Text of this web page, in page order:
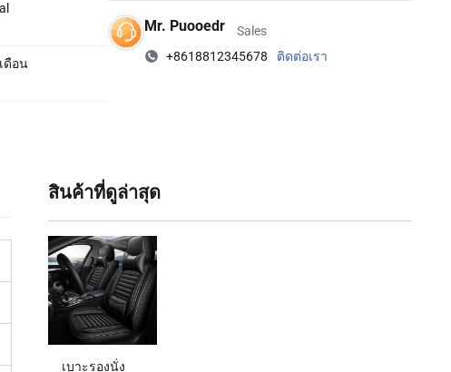
ดือน
Mr. Puooedr
Sales
+8618812345678
ติดต่อเรา
สินค้าที่ดูล่าสุด‌
เบาะรองนั่ง